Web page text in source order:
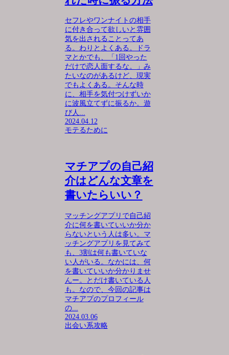
セフレやワンナイトの相手
に付き合って欲しいと雰囲
気を出されることってあ
る。わりとよくある。ドラ
マとかでも、「1回やった
だけで恋人面するな。」み
たいなのがあるけど、現実
でもよくある。そんな時
に、相手を気付つけずいか
に波風立てずに振るか。遊
び人...
2024.04.12
モテるために
マチアプの自己紹
介はどんな文章を
書いたらいい？
マッチングアプリで自己紹
介に何を書いていいか分か
らないという人は多い。マ
ッチングアプリを見てみて
も、3割は何も書いていな
い人がいる。なかには、何
を書いていいか分かりませ
んー。とだけ書いている人
も。なので、今回の記事は
マチアプのプロフィール
の...
2024.03.06
出会い系攻略